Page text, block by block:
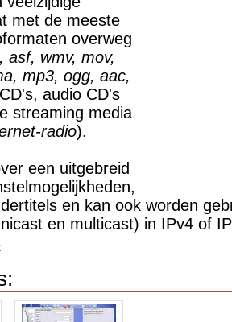
met de meeste
overweg
asf, wmv, mov,
mp3, ogg, aac,
audio CD's
streaming media
radio).
een uitgebreid
en kan ook worden
en multicast) in IPv4 of